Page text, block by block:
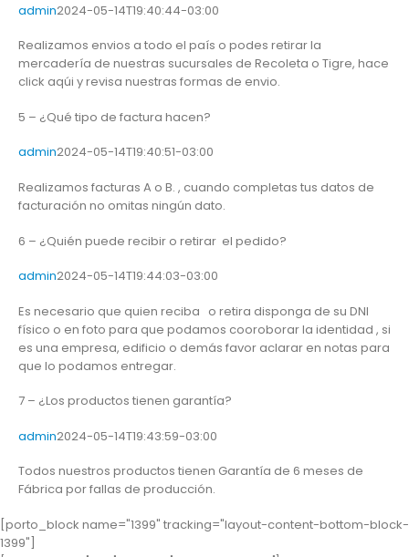
admin2024-05-14T19:40:44-03:00
Realizamos envios a todo el país o podes retirar la
mercadería de nuestras sucursales de Recoleta o Tigre, hace
click aqúi y revisa nuestras formas de envio.
5 – ¿Qué tipo de factura hacen?
admin2024-05-14T19:40:51-03:00
Realizamos facturas A o B. , cuando completas tus datos de
facturación no omitas ningún dato.
6 – ¿Quién puede recibir o retirar el pedido?
admin2024-05-14T19:44:03-03:00
Es necesario que quien reciba o retira disponga de su DNI
físico o en foto para que podamos cooroborar la identidad , si
es una empresa, edificio o demás favor aclarar en notas para
que lo podamos entregar.
7 – ¿Los productos tienen garantía?
admin2024-05-14T19:43:59-03:00
Todos nuestros productos tienen Garantía de 6 meses de
Fábrica por fallas de producción.
[porto_block name="1399" tracking="layout-content-bottom-block-
1399"]